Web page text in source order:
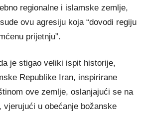
regionalne i islamske zemlje,
ovu agresiju koja “dovodi regiju
prijetnju”.
je stigao veliki ispit historije,
Republike Iran, inspirirane
ove zemlje, oslanjajući se na
vjerujući u obećanje božanske